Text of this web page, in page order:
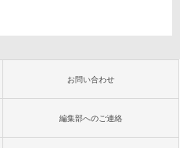
お問い合わせ
編集部へのご連絡